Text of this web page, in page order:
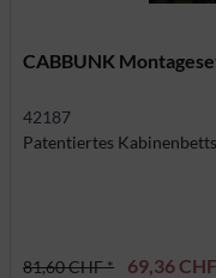
CABBUNK
42187
Patentiertes
81,60 CHF * 69,36